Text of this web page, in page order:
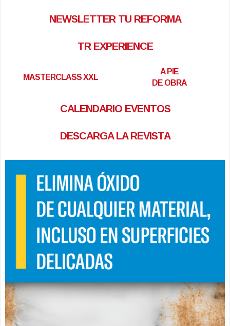
NEWSLETTER TU REFORMA
TR EXPERIENCE
MASTERCLASS XXL
A PIE
DE OBRA
CALENDARIO EVENTOS
DESCARGA LA REVISTA